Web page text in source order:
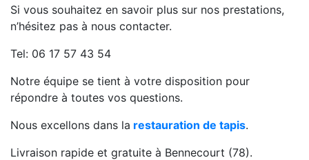
Si vous souhaitez en savoir plus sur nos prestations,
n’hésitez pas à nous contacter.
Tel: 06 17 57 43 54
Notre équipe se tient à votre disposition pour
répondre à toutes vos questions.
Nous excellons dans la restauration de tapis.
Livraison rapide et gratuite à Bennecourt (78).